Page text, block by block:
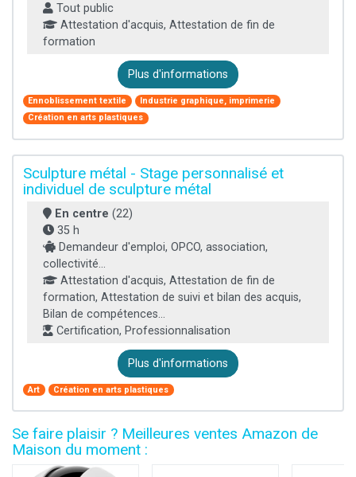
Tout public
Attestation d'acquis, Attestation de fin de
formation
Plus d'informations
Ennoblissement textile
Industrie graphique, imprimerie
Création en arts plastiques
Sculpture métal - Stage personnalisé et
individuel de sculpture métal
En centre (22)
35 h
Demandeur d'emploi, OPCO, association,
collectivité...
Attestation d'acquis, Attestation de fin de
formation, Attestation de suivi et bilan des acquis,
Bilan de compétences...
Certification, Professionnalisation
Plus d'informations
Art Création en arts plastiques
Se faire plaisir ? Meilleures ventes Amazon de
Maison du moment :